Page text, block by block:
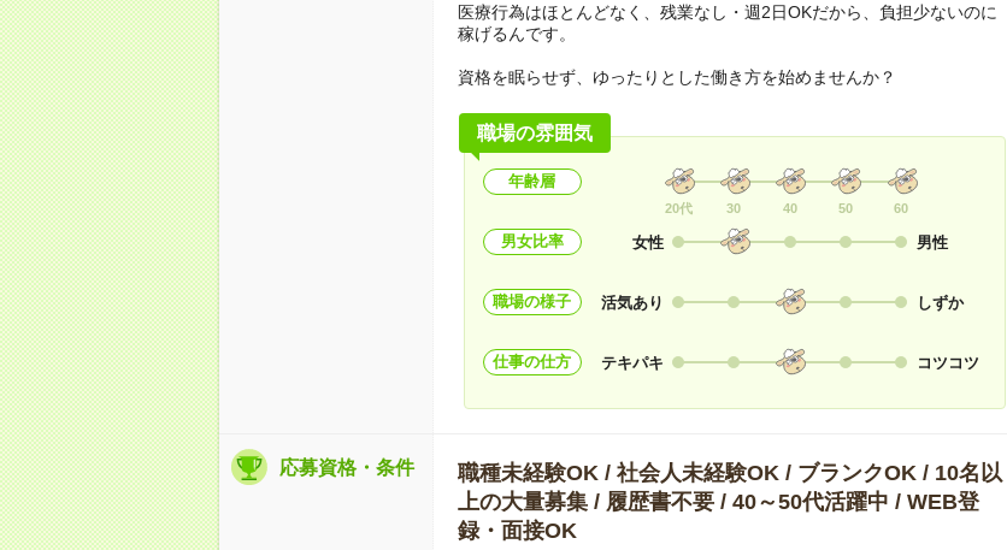
医療行為はほとんどなく、残業なし・週2日OKだから、負担少ないのに
稼げるんです。
資格を眠らせず、ゆったりとした働き方を始めませんか？
職場の雰囲気
年齢層
20代 30 40 50 60
男女比率 女性 男性
職場の様子 活気あり しずか
仕事の仕方 テキパキ コツコツ
応募資格・条件
職種未経験OK / 社会人未経験OK / ブランクOK / 10名以
上の大量募集 / 履歴書不要 / 40～50代活躍中 / WEB登
録・面接OK